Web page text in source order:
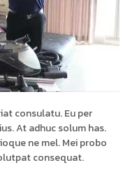
consulatu. Eu per
At adhuc solum has.
ne mel. Mei probo
consequat.